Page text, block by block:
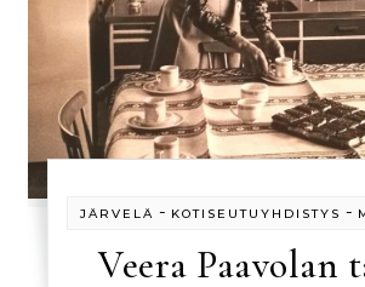
JÄRVELÄ - KOTISEUTUYHDISTYS -
Veera Paavolan